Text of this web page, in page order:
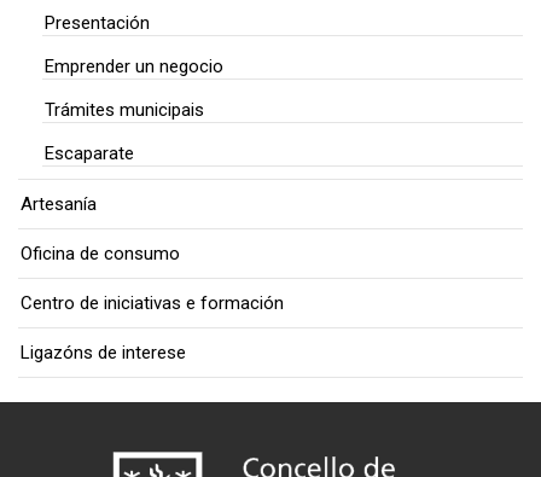
Presentación
Emprender un negocio
Trámites municipais
Escaparate
Artesanía
Oficina de consumo
Centro de iniciativas e formación
Ligazóns de interese